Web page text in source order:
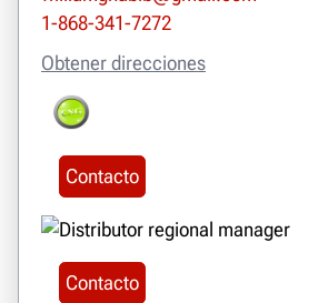
1-868-341-7272
Obtener direcciones
Contacto
Contacto